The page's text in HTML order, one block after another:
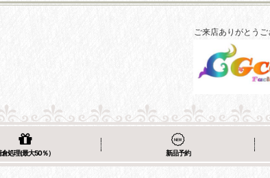
ご来店ありがとうご
処理(最大50％） 新品予約